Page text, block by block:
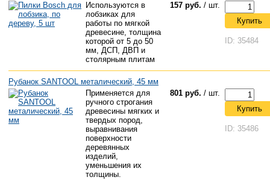
Используются в
лобзиках для
работы по мягкой
древесине, толщина
которой от 5 до 50
мм, ДСП, ДВП и
столярным плитам
157 руб. / шт.
Купить
ID: 35484
Рубанок SANTOOL металический, 45 мм
Применяется для
ручного строгания
древесины мягких и
твердых пород,
выравнивания
поверхности
деревянных
изделий,
уменьшения их
толщины.
801 руб. / шт.
Купить
ID: 35486